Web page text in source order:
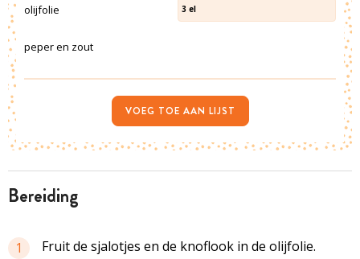
bereiding
1
Fruit de sjalotjes en de knoflook in de olijfolie.
olijfolie 3 el
peper en zout
VOEG TOE AAN LIJST